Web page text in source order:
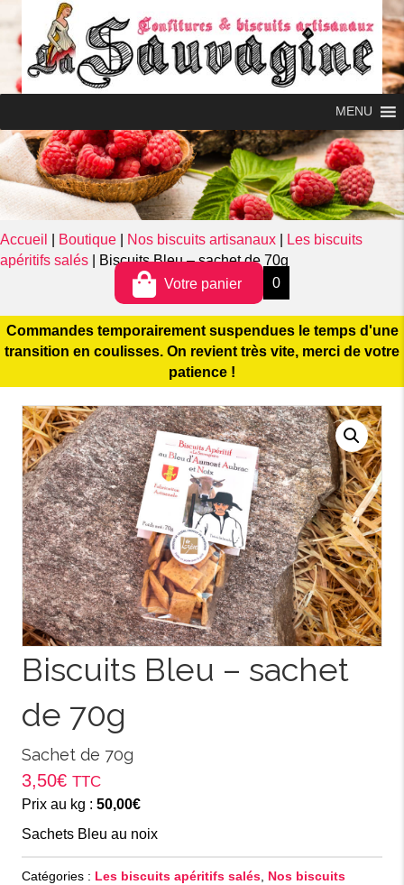
MENU
0
MENU
Accueil Boutique Nos biscuits artisanaux
Les biscuits
apéritifs salés
Biscuits Bleu – sachet de 70g
Votre panier
0
Commandes temporairement suspendues le temps d'une
transition en coulisses. On revient très vite, merci de votre
patience !
Biscuits Bleu – sachet
de 70g
Sachet de 70g
3,50€ TTC
Prix au kg : 50,00€
Sachets Bleu au noix
Catégories : Les biscuits apéritifs salés Nos biscuits